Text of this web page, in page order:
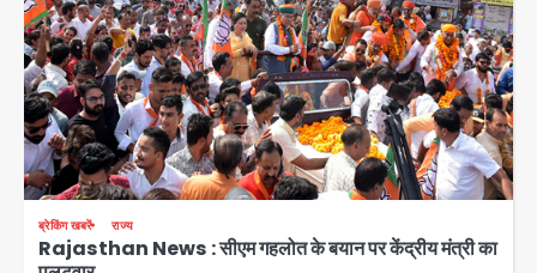
ब्रेकिंग खबरें राज्य
Rajasthan News : सीएम गहलोत के बयान पर केंद्रीय मंत्री का